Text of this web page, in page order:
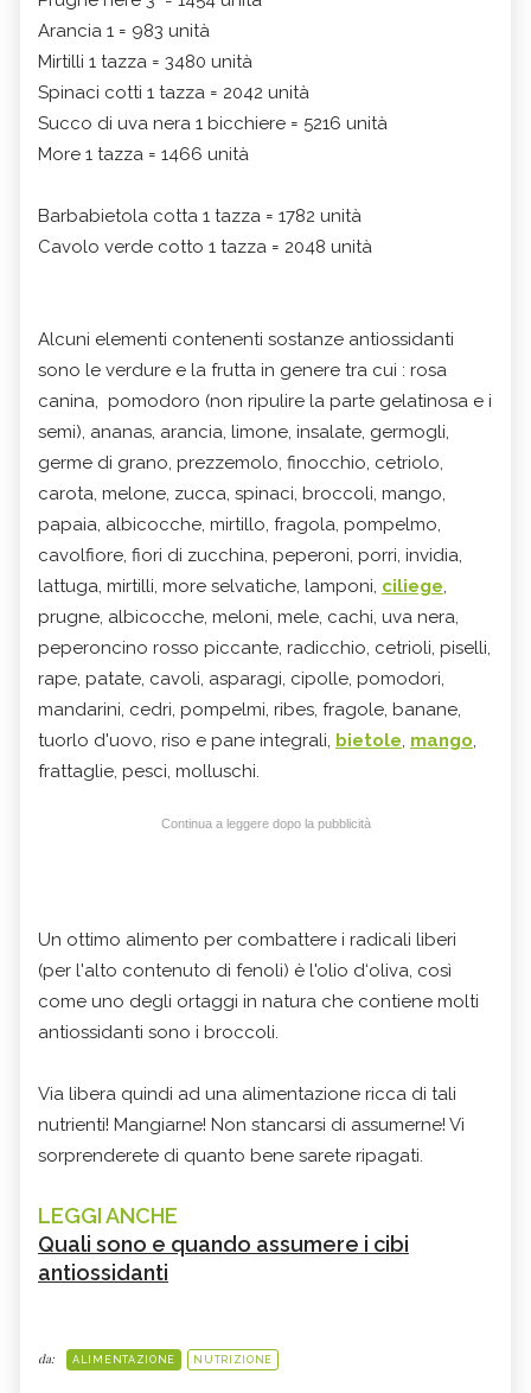
Arancia 1 = 983 unità
Mirtilli 1 tazza = 3480 unità
Spinaci cotti 1 tazza = 2042 unità
Succo di uva nera 1 bicchiere = 5216 unità
More 1 tazza = 1466 unità
Barbabietola cotta 1 tazza = 1782 unità
Cavolo verde cotto 1 tazza = 2048 unità
Alcuni elementi contenenti sostanze antiossidanti
sono le verdure e la frutta in genere tra cui : rosa
canina, pomodoro (non ripulire la parte gelatinosa e i
semi), ananas, arancia, limone, insalate, germogli,
germe di grano, prezzemolo, finocchio, cetriolo,
carota, melone, zucca, spinaci, broccoli, mango,
papaia, albicocche, mirtillo, fragola, pompelmo,
cavolfiore, fiori di zucchina, peperoni, porri, invidia,
lattuga, mirtilli, more selvatiche, lamponi, ciliege,
prugne, albicocche, meloni, mele, cachi, uva nera,
peperoncino rosso piccante, radicchio, cetrioli, piselli,
rape, patate, cavoli, asparagi, cipolle, pomodori,
mandarini, cedri, pompelmi, ribes, fragole, banane,
tuorlo d'uovo, riso e pane integrali, bietole, mango,
frattaglie, pesci, molluschi.
Continua a leggere dopo la pubblicità
Un ottimo alimento per combattere i radicali liberi
(per l'alto contenuto di fenoli) è l'olio d‘oliva, così
come uno degli ortaggi in natura che contiene molti
antiossidanti sono i broccoli.
Via libera quindi ad una alimentazione ricca di tali
nutrienti! Mangiarne! Non stancarsi di assumerne! Vi
sorprenderete di quanto bene sarete ripagati.
LEGGI ANCHE
Quali sono e quando assumere i cibi
antiossidanti
da: ALIMENTAZIONE NUTRIZIONE